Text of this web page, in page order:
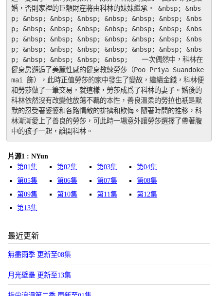
婚，否則家裡的巨額財産將由科林的妹妹繼承。 &nbsp; &nbs
p; &nbsp; &nbsp; &nbsp; &nbsp; &nbsp; &nbsp; &nbs
p; &nbsp; &nbsp; &nbsp; &nbsp; &nbsp; &nbsp; &nbs
p; &nbsp; &nbsp; &nbsp; &nbsp; &nbsp; &nbsp; &nbs
p; &nbsp; &nbsp; &nbsp; &nbsp; &nbsp; &nbsp; &nbs
p; &nbsp; &nbsp; &nbsp; &nbsp;　　一次偶然中，科林在
健身房邂逅了美麗性感的健身教練勞莎（Poo Priya Suandoke
mai 飾），此時正值勞莎的家中發生了變故，繼續金錢，科林便
和勞莎做了一筆交易，就這樣，勞莎成爲了科林的妻子。婚後的
科林依然沒有改變他放蕩不羈的本性，善良溫柔的勞拉也衹是默
默的忍受著婆婆和各路情敵的排擠和欺侮。隨著時間的推移，科
林漸漸愛上了善良的勞莎，可此時一場意外讓勞莎選擇了帶著腹
中的孩子一起，離開科林。
片源1 : NYun
第01集
第02集 第03集
第04集
第05集
第06集 第07集
第08集
第09集
第10集 第11集
第12集
第13集
最近更新
無盡雨季 更新至08集
月光壁壘 更新至13集